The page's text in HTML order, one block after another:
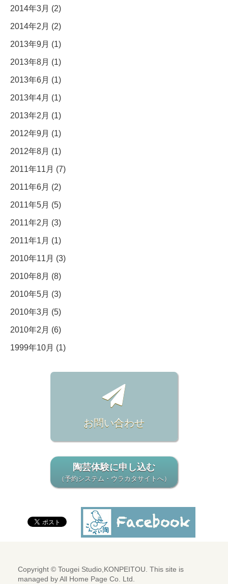
2014年3月 (2)
2014年2月 (2)
2013年9月 (1)
2013年8月 (1)
2013年6月 (1)
2013年4月 (1)
2013年2月 (1)
2012年9月 (1)
2012年8月 (1)
2011年11月 (7)
2011年6月 (2)
2011年5月 (5)
2011年2月 (3)
2011年1月 (1)
2010年11月 (3)
2010年8月 (8)
2010年5月 (3)
2010年3月 (5)
2010年2月 (6)
1999年10月 (1)
お問い合わせ
陶芸体験に申し込む
（予約システム・ウラカタサイトへ）
Copyright © Tougei Studio,KONPEITOU. This site is
managed by All Home Page Co. Ltd.